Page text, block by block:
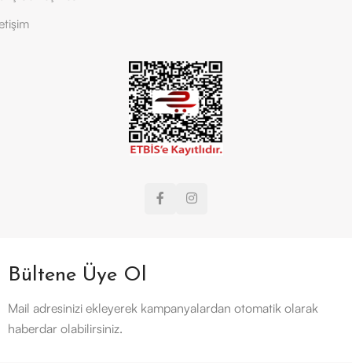
Bültene Üye Ol
Mail adresinizi ekleyerek kampanyalardan otomatik olarak
haberdar olabilirsiniz.